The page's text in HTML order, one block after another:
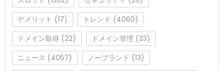
デメリット (17) トレンド (4060)
ドメイン取得(22) ドメイン管理 (33)
ニュース (4057) ノーブランド (13)